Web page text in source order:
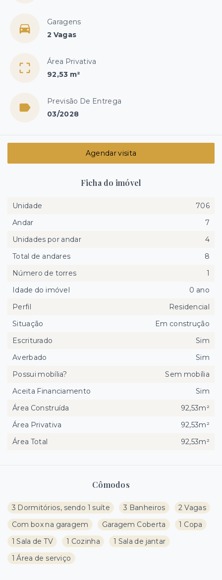
Garagens
2 Vagas
Área Privativa
92,53 m²
Previsão De Entrega
03/2028
Cômodos
3 Dormitórios, sendo 1 suíte 3 Banheiros
2 Vagas
Com box na garagem
Garagem Coberta
1 Copa
1 Sala de TV
1 Cozinha
1 Sala de jantar
1 Área de serviço
Agendar visita
Ficha do imóvel
Unidade
706
Andar
7
Unidades por andar
4
Total de andares
8
Número de torres
1
Idade do imóvel
0 ano
Perfil
Residencial
Situação
Em construção
Escriturado
Sim
Averbado
Sim
Possui mobília?
Sem mobília
Aceita Financiamento
Sim
Área Construída
92,53m²
Área Privativa
92,53m²
Área Total
92,53m²